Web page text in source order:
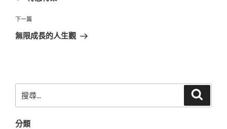
導
覽
文
章
下
一
下一篇
無限成長的人生觀
尋
鍵
分類